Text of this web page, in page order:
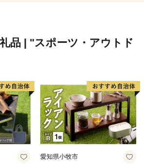
品 | "スポーツ・アウトド
愛知県小牧市